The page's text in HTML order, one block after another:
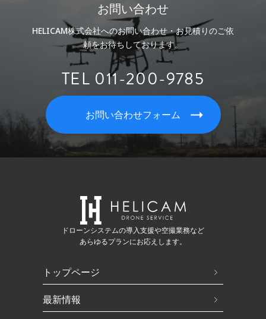
お問い合わせ
HELICAM株式会社へのお問い合わせ・お見積りのご依
頼をお待ちしております。
TEL 011-200-9785
お問い合わせフォーム
ドローンシステムの導入支援や空撮業務など
あらゆるプランにお応えします。
トップページ
最新情報